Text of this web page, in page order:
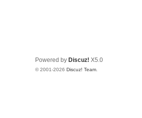
Powered by Discuz! X5.0
© 2001-2026 Discuz! Team